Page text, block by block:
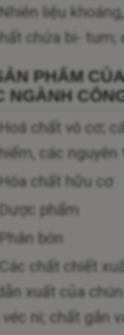
Nhiên liệu
chứa bi-
PHẨM
NGÀNH
chất vô cơ;
các
chất hữu cơ
phẩm
bón
chất chiết
xuất của
ni; chất gắn